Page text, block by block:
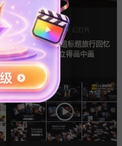
AE模板
作品集
回忆 幻灯片
AE相册模板 6组标题旅行回忆
照片作品集拍立得画中画
12小时前